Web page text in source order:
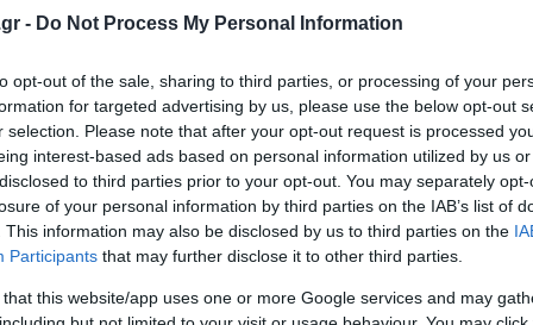
- Do Not Process My Personal Information
opt-out of the sale, sharing to third parties, or processing of your
for targeted advertising by us, please use the below opt-out
selection. Please note that after your opt-out request is processed
interest-based ads based on personal information utilized by us
to third parties prior to your opt-out. You may separately
of your personal information by third parties on the IAB’s list of
This information may also be disclosed by us to third parties on the
Participants that may further disclose it to other third parties.
that this website/app uses one or more Google services and may
και Στήριξη της
στην
Κεντρικής
ΕΣΠΑ συνεχίζει
περιφερειακών
διαλόγου και ενημέρωσης
κοινωνιών, με επόμενο
εκατ. από το ΕΣΠΑ για
υποδομές διαχείρισης
αποβλήτων και
ανακύκλωσης
Με απόφαση του Αναπληρωτή
Υπουργού Εθνικής Οικονομίας
Οικονομικών Νίκου
κατόπιν συνεργασίας με τον
02 Ιουνίου 2026